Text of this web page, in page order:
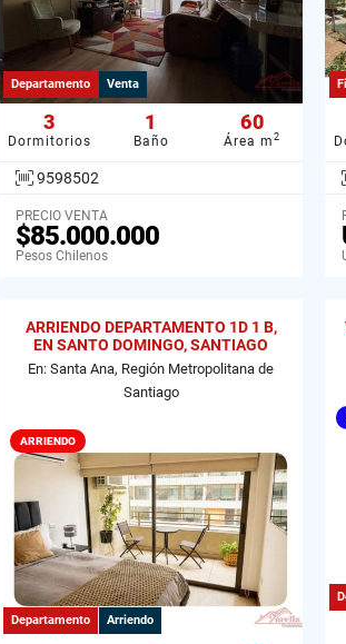
Departamento Venta
3
Dormitorios
1
Baño
60
Área m 2
9598502
PRECIO VENTA
$85.000.000
Pesos Chilenos
ARRIENDO DEPARTAMENTO 1D 1 B,
EN SANTO DOMINGO, SANTIAGO
En: Santa Ana, Región Metropolitana de
Santiago
ARRIENDO
Departamento Arriendo